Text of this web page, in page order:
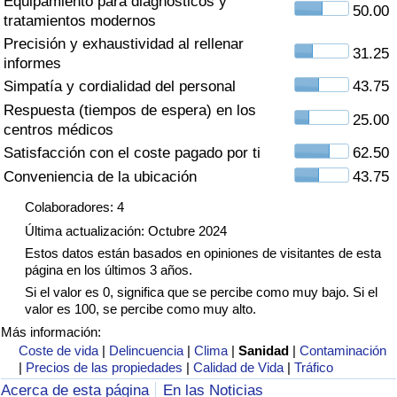
tratamientos modernos
50.00
Precisión y exhaustividad al rellenar
informes
31.25
Simpatía y cordialidad del personal
43.75
Respuesta (tiempos de espera) en los
centros médicos
25.00
Satisfacción con el coste pagado por ti
62.50
Conveniencia de la ubicación
43.75
Colaboradores: 4
Última actualización: Octubre 2024
Estos datos están basados en opiniones de visitantes de esta
página en los últimos 3 años.
Si el valor es 0, significa que se percibe como muy bajo. Si el
valor es 100, se percibe como muy alto.
Más información:
Coste de vida | Delincuencia |Clima |Sanidad |Contaminación
| Precios de las propiedades |Calidad de Vida |Tráfico
Acerca de esta página En las Noticias
Índice de criminalidad por país
Sanidad
Índice de Sanidad (Actual)
Índice de Sanidad
Contaminación
Índice de Contaminación (Actual)
Índice de contaminación
Índice de Contaminación por País